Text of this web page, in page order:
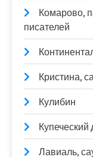
Комарово,
писателей
Кристина,
Кулибин
Лавиаль,